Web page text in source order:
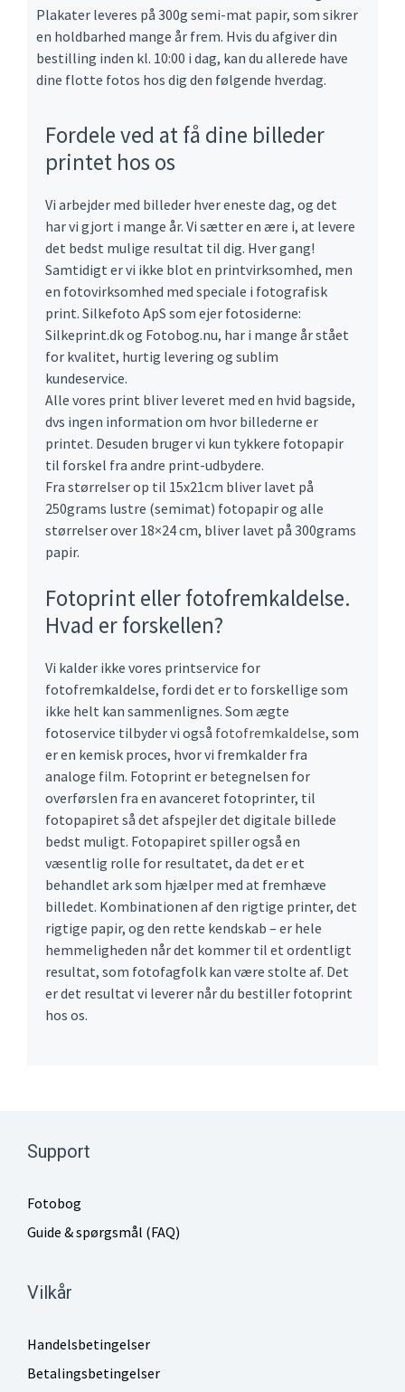
Plakater leveres på 300g semi-mat papir, som sikrer
en holdbarhed mange år frem. Hvis du afgiver din
bestilling inden kl. 10:00 i dag, kan du allerede have
dine flotte fotos hos dig den følgende hverdag.
Fordele ved at få dine billeder
printet hos os
Vi arbejder med billeder hver eneste dag, og det
har vi gjort i mange år. Vi sætter en ære i, at levere
det bedst mulige resultat til dig. Hver gang!
Samtidigt er vi ikke blot en printvirksomhed, men
en fotovirksomhed med speciale i fotografisk
print. Silkefoto ApS som ejer fotosiderne:
Silkeprint.dk og Fotobog.nu, har i mange år stået
for kvalitet, hurtig levering og sublim
kundeservice.
Alle vores print bliver leveret med en hvid bagside,
dvs ingen information om hvor billederne er
printet. Desuden bruger vi kun tykkere fotopapir
til forskel fra andre print-udbydere.
Fra størrelser op til 15x21cm bliver lavet på
250grams lustre (semimat) fotopapir og alle
størrelser over 18×24 cm, bliver lavet på 300grams
papir.
Fotoprint eller fotofremkaldelse.
Hvad er forskellen?
Vi kalder ikke vores printservice for
fotofremkaldelse, fordi det er to forskellige som
ikke helt kan sammenlignes. Som ægte
fotoservice tilbyder vi også fotofremkaldelse, som
er en kemisk proces, hvor vi fremkalder fra
analoge film. Fotoprint er betegnelsen for
overførslen fra en avanceret fotoprinter, til
fotopapiret så det afspejler det digitale billede
bedst muligt. Fotopapiret spiller også en
væsentlig rolle for resultatet, da det er et
behandlet ark som hjælper med at fremhæve
billedet. Kombinationen af den rigtige printer, det
rigtige papir, og den rette kendskab – er hele
hemmeligheden når det kommer til et ordentligt
resultat, som fotofagfolk kan være stolte af. Det
er det resultat vi leverer når du bestiller fotoprint
hos os.
Support
Fotobog
Guide & spørgsmål (FAQ)
Vilkår
Handelsbetingelser
Betalingsbetingelser